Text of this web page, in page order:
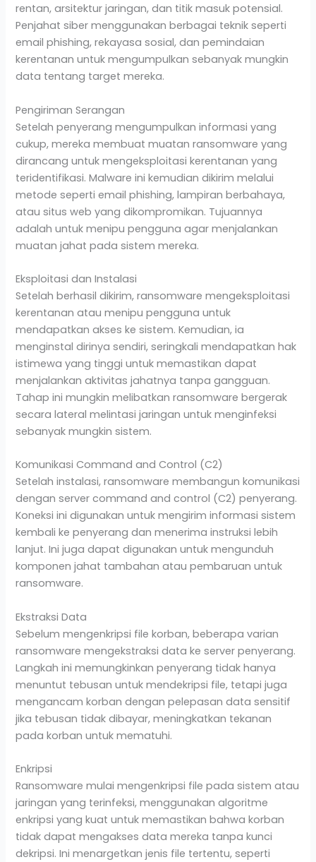
rentan, arsitektur jaringan, dan titik masuk potensial.
Penjahat siber menggunakan berbagai teknik seperti
email phishing, rekayasa sosial, dan pemindaian
kerentanan untuk mengumpulkan sebanyak mungkin
data tentang target mereka.
Pengiriman Serangan
Setelah penyerang mengumpulkan informasi yang
cukup, mereka membuat muatan ransomware yang
dirancang untuk mengeksploitasi kerentanan yang
teridentifikasi. Malware ini kemudian dikirim melalui
metode seperti email phishing, lampiran berbahaya,
atau situs web yang dikompromikan. Tujuannya
adalah untuk menipu pengguna agar menjalankan
muatan jahat pada sistem mereka.
Eksploitasi dan Instalasi
Setelah berhasil dikirim, ransomware mengeksploitasi
kerentanan atau menipu pengguna untuk
mendapatkan akses ke sistem. Kemudian, ia
menginstal dirinya sendiri, seringkali mendapatkan hak
istimewa yang tinggi untuk memastikan dapat
menjalankan aktivitas jahatnya tanpa gangguan.
Tahap ini mungkin melibatkan ransomware bergerak
secara lateral melintasi jaringan untuk menginfeksi
sebanyak mungkin sistem.
Komunikasi Command and Control (C2)
Setelah instalasi, ransomware membangun komunikasi
dengan server command and control (C2) penyerang.
Koneksi ini digunakan untuk mengirim informasi sistem
kembali ke penyerang dan menerima instruksi lebih
lanjut. Ini juga dapat digunakan untuk mengunduh
komponen jahat tambahan atau pembaruan untuk
ransomware.
Ekstraksi Data
Sebelum mengenkripsi file korban, beberapa varian
ransomware mengekstraksi data ke server penyerang.
Langkah ini memungkinkan penyerang tidak hanya
menuntut tebusan untuk mendekripsi file, tetapi juga
mengancam korban dengan pelepasan data sensitif
jika tebusan tidak dibayar, meningkatkan tekanan
pada korban untuk mematuhi.
Enkripsi
Ransomware mulai mengenkripsi file pada sistem atau
jaringan yang terinfeksi, menggunakan algoritme
enkripsi yang kuat untuk memastikan bahwa korban
tidak dapat mengakses data mereka tanpa kunci
dekripsi. Ini menargetkan jenis file tertentu, seperti